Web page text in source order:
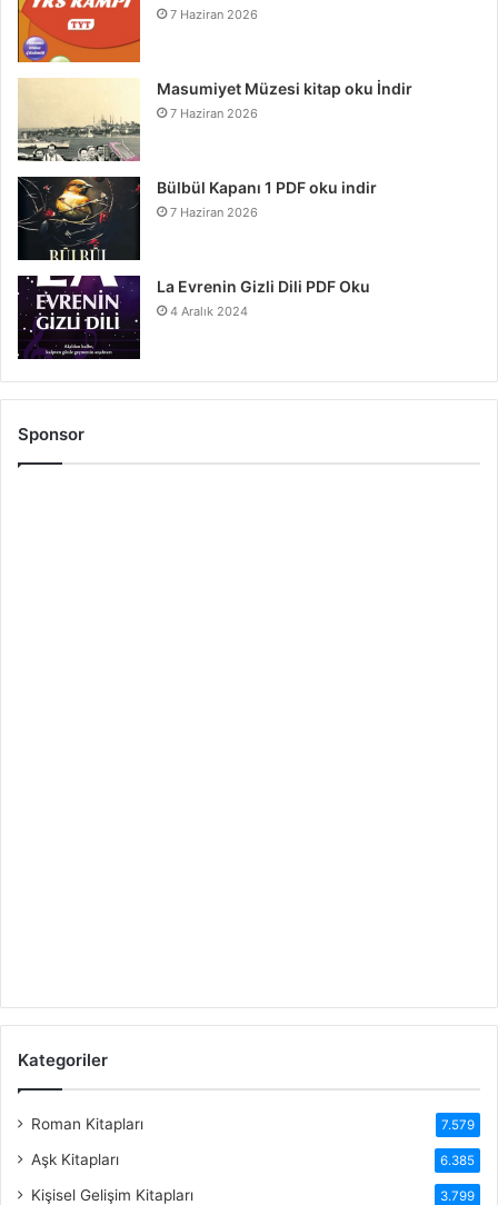
7 Haziran 2026
Masumiyet Müzesi kitap oku İndir
7 Haziran 2026
Bülbül Kapanı 1 PDF oku indir
7 Haziran 2026
La Evrenin Gizli Dili PDF Oku
4 Aralık 2024
Sponsor
Kategoriler
Roman Kitapları 7.579
Aşk Kitapları 6.385
Kişisel Gelişim Kitapları 3.799